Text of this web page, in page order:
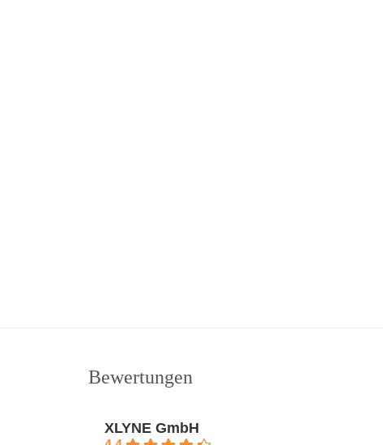
Bewertungen
XLYNE GmbH